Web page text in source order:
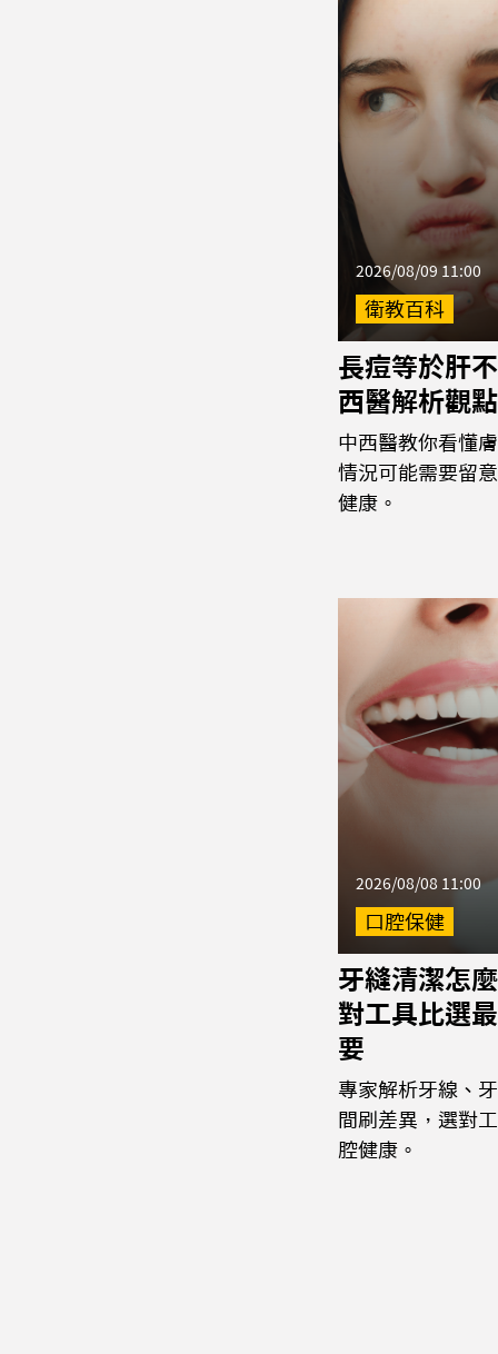
2026/08/09 11:00
衛教百科
長痘等於肝
西醫解析觀
中西醫教你看懂
情況可能需要留
健康。
2026/08/08 11:00
口腔保健
牙縫清潔怎
對工具比選
要
專家解析牙線、
間刷差異，選對
腔健康。